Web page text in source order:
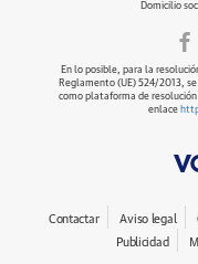
Domicilio
En lo posible, para la
Reglamento (UE) 524/2013,
como plataforma de
enlace
Contactar Aviso legal
Publicidad